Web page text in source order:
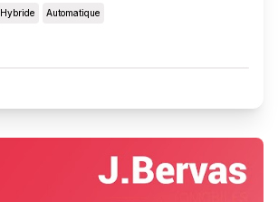
Hybride Automatique